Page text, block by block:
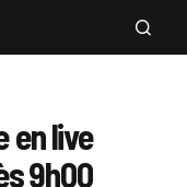
en live
9h00